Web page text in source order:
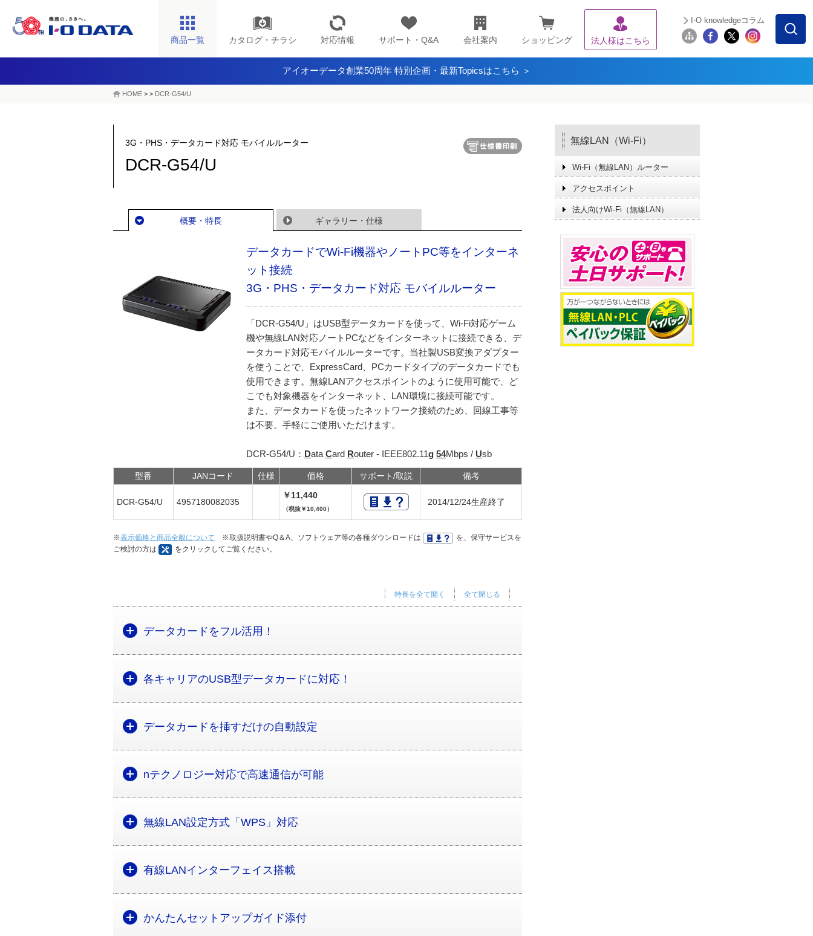
商品一覧 カタログ・チラシ 対応情報 サポート・Q&A 会社案内 ショッピング 法人様はこちら
I-O knowledgeコラム
アイオーデータ創業50周年 特別企画・最新Topicsはこちら ＞
HOME > > DCR-G54/U
3G・PHS・データカード対応 モバイルルーター
DCR-G54/U
概要・特長 ギャラリー・仕様
データカードでWi-Fi機器やノートPC等をインターネ
ット接続
3G・PHS・データカード対応 モバイルルーター
「DCR-G54/U」はUSB型データカードを使って、Wi-Fi対応ゲーム
機や無線LAN対応ノートPCなどをインターネットに接続できる、デ
ータカード対応モバイルルーターです。当社製USB変換アダプター
を使うことで、ExpressCard、PCカードタイプのデータカードでも
使用できます。無線LANアクセスポイントのように使用可能で、ど
こでも対象機器をインターネット、LAN環境に接続可能です。
また、データカードを使ったネットワーク接続のため、回線工事等
は不要。手軽にご使用いただけます。
DCR-G54/U： Data Card Router - IEEE802.11g 54Mbps / Usb
型番 JANコード 仕様 価格 サポート/取説 備考
DCR-G54/U 4957180082035
￥11,440
（税抜￥10,400）
2014/12/24生産終了
※表示価格と商品全般について ※取扱説明書やQ＆A、ソフトウェア等の各種ダウンロードは
を、保守サービスを
ご検討の方は
をクリックしてご覧ください。
全て閉じる
特長を全て開く
データカードをフル活用！
各キャリアのUSB型データカードに対応！
データカードを挿すだけの自動設定
nテクノロジー対応で高速通信が可能
無線LAN設定方式「WPS」対応
有線LANインターフェイス搭載
かんたんセットアップガイド添付
無線LAN（Wi-Fi）
Wi-Fi（無線LAN）ルーター
アクセスポイント
法人向けWi-Fi（無線LAN）